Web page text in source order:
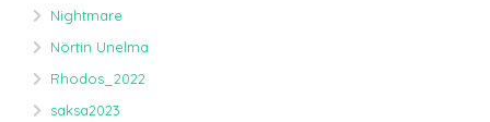
Nightmare
Nörtin Unelma
Rhodos_2022
saksa2023